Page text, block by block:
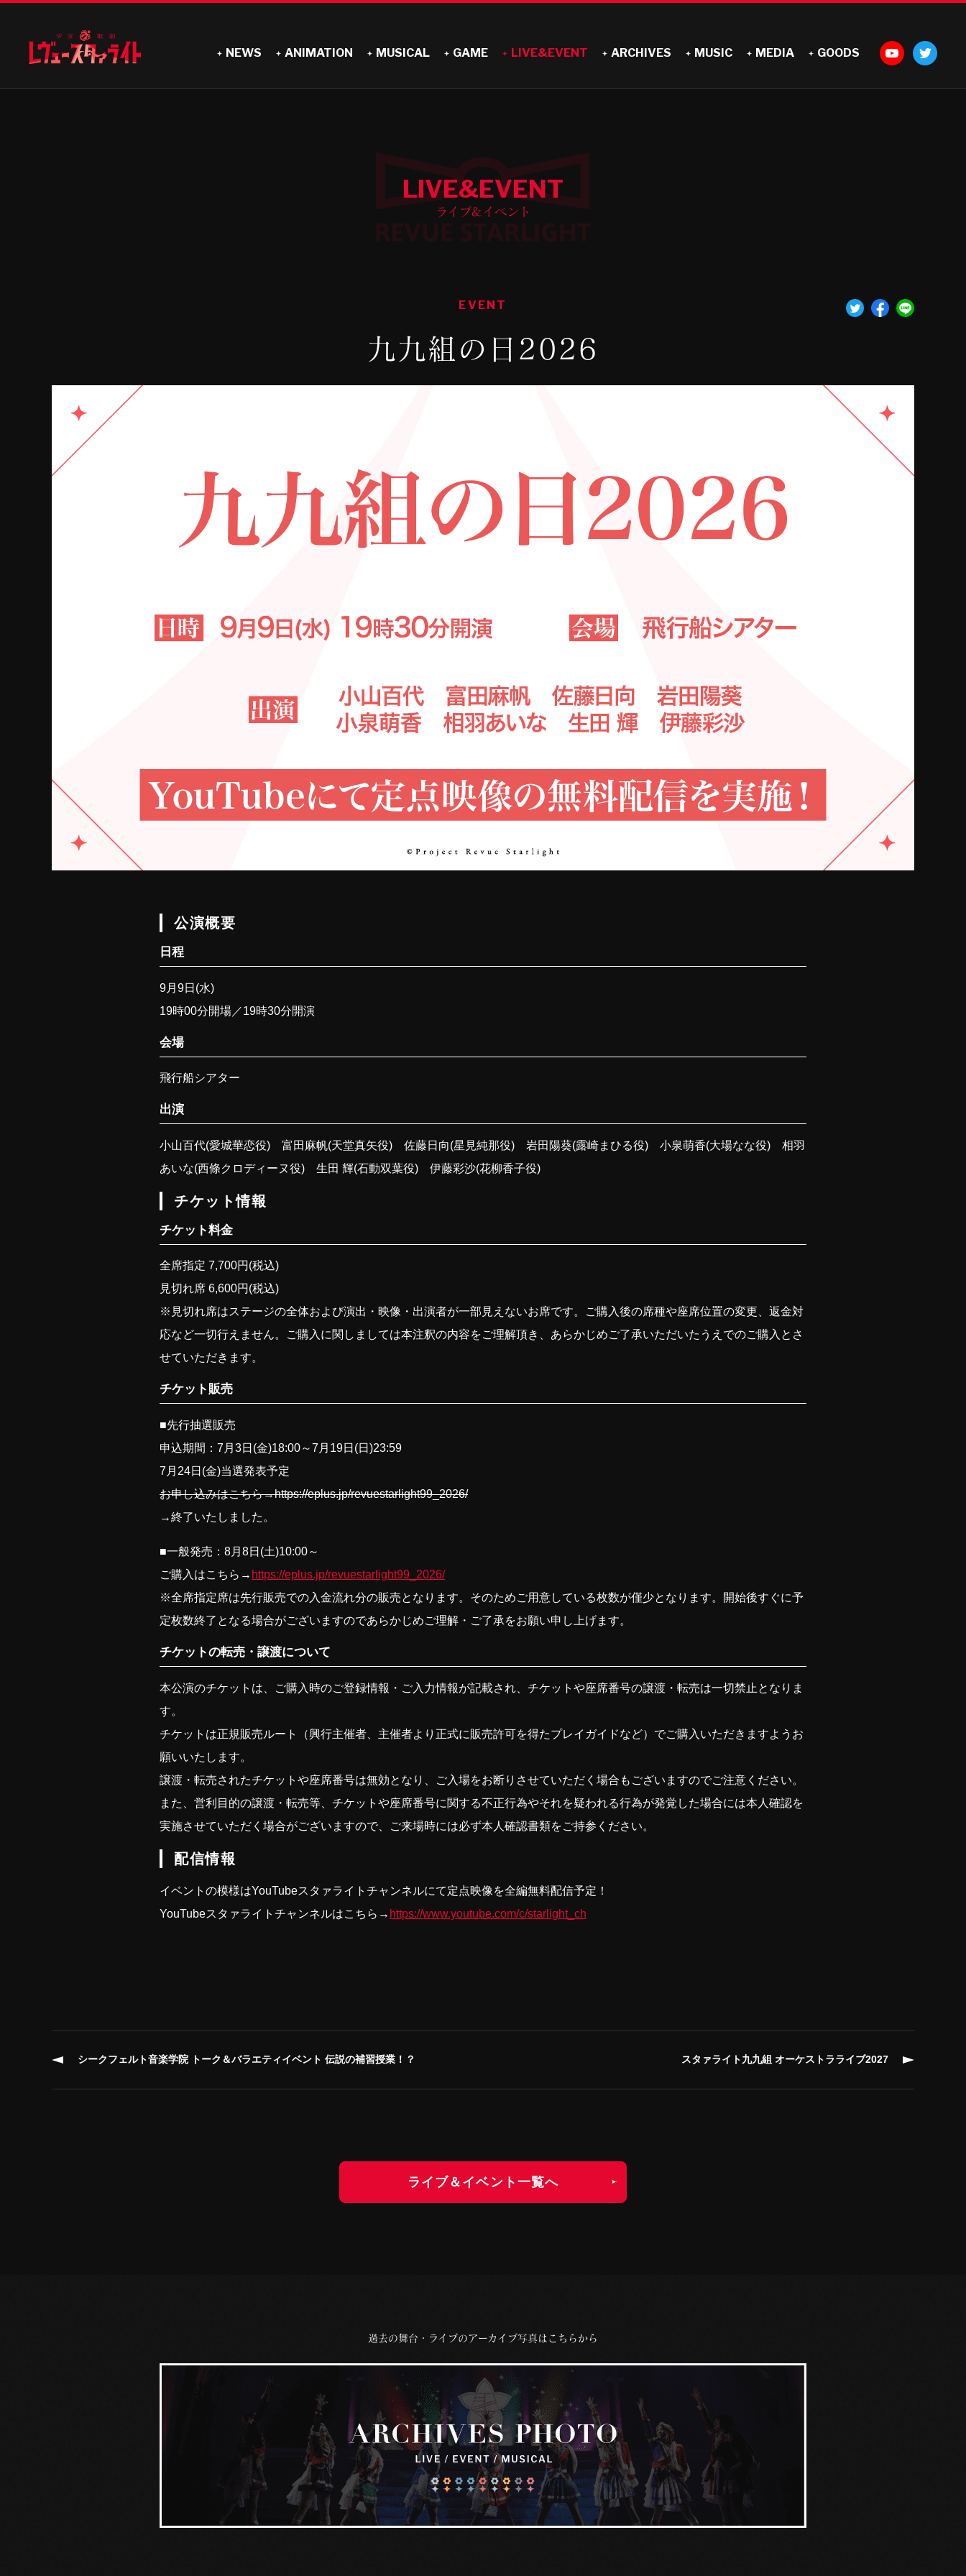
NEWS ANIMATION MUSICAL GAME LIVE&EVENT ARCHIVES MUSIC MEDIA GOODS
LIVE&EVENT
ライブ&イベント
EVENT
九九組の日2026
公演概要
日程
9月9日(水)
19時00分開場／19時30分開演
会場
飛行船シアター
出演
小山百代(愛城華恋役) 富田麻帆(天堂真矢役) 佐藤日向(星見純那役) 岩田陽葵(露崎まひる役) 小泉萌香(大場なな役) 相羽
あいな(西條クロディーヌ役) 生田 輝(石動双葉役) 伊藤彩沙(花柳香子役)
チケット情報
チケット料金
全席指定 7,700円(税込)
見切れ席 6,600円(税込)
※見切れ席はステージの全体および演出・映像・出演者が一部見えないお席です。ご購入後の席種や座席位置の変更、返金対
応など一切行えません。ご購入に関しましては本注釈の内容をご理解頂き、あらかじめご了承いただいたうえでのご購入とさ
せていただきます。
チケット販売
■先行抽選販売
申込期間：7月3日(金)18:00～7月19日(日)23:59
7月24日(金)当選発表予定
お申し込みはこちら→https://eplus.jp/revuestarlight99_2026/
→終了いたしました。
■一般発売：8月8日(土)10:00～
ご購入はこちら→ https://eplus.jp/revuestarlight99_2026/
※全席指定席は先行販売での入金流れ分の販売となります。そのためご用意している枚数が僅少となります。開始後すぐに予
定枚数終了となる場合がございますのであらかじめご理解・ご了承をお願い申し上げます。
チケットの転売・譲渡について
本公演のチケットは、ご購入時のご登録情報・ご入力情報が記載され、チケットや座席番号の譲渡・転売は一切禁止となりま
す。
チケットは正規販売ルート（興行主催者、主催者より正式に販売許可を得たプレイガイドなど）でご購入いただきますようお
願いいたします。
譲渡・転売されたチケットや座席番号は無効となり、ご入場をお断りさせていただく場合もございますのでご注意ください。
また、営利目的の譲渡・転売等、チケットや座席番号に関する不正行為やそれを疑われる行為が発覚した場合には本人確認を
実施させていただく場合がございますので、ご来場時には必ず本人確認書類をご持参ください。
配信情報
イベントの模様はYouTubeスタァライトチャンネルにて定点映像を全編無料配信予定！
YouTubeスタァライトチャンネルはこちら→ https://www.youtube.com/c/starlight_ch
シークフェルト音楽学院 トーク＆バラエティイベント 伝説の補習授業！？ スタァライト九九組 オーケストラライブ2027
ライブ＆イベント一覧へ
過去の舞台・ライブのアーカイブ写真はこちらから